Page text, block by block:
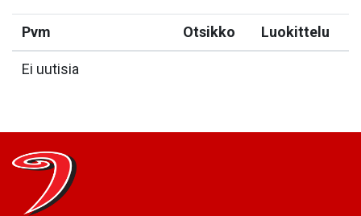
Pvm Otsikko Luokittelu
Ei uutisia